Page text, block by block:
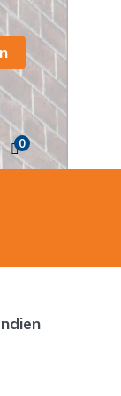
Zoeken
naar:
0